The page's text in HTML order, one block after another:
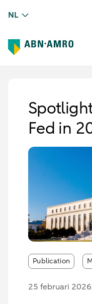
NL
Fed in
Publication
25 februari 2026